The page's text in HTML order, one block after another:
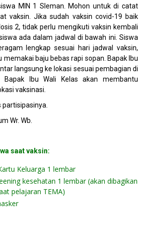
MIN 1 Sleman. Mohon untuk di catat
vaksin. Jika sudah vaksin covid-19 baik
2, tidak perlu mengikuti vaksin kembali
ada dalam jadwal di bawah ini. Siswa
lengkap sesuai hari jadwal vaksin,
memakai baju bebas rapi sopan. Bapak Ibu
langsung ke lokasi sesuai pembagian di
Bapak Ibu Wali Kelas akan membantu
vaksinasi.
Wr. Wb.
saat vaksin:
Keluarga 1 lembar
kesehatan 1 lembar (akan dibagikan
pelajaran TEMA)